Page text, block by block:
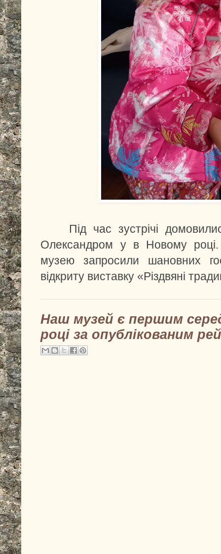
Під час зустрічі
Олександром у в Новому році.
музею запросили шановних
відкриту виставку «Різдвяні
Наш музей є першим
році за опублікованим